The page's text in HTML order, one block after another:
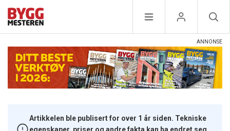
Artikkelen ble publisert for over 1 år siden. Tekniske
egenskaper, priser og andre fakta kan ha endret seg